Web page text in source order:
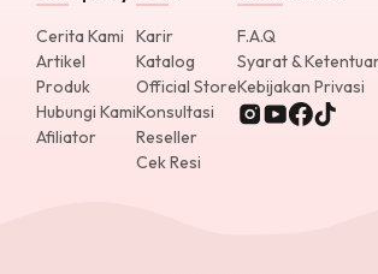
Cerita Kami
Artikel
Produk
Hubungi Kami
Afiliator
Karir
Katalog
Official Store
Konsultasi
Reseller
Cek Resi
F.A.Q
Syarat &
Kebijakan Privasi